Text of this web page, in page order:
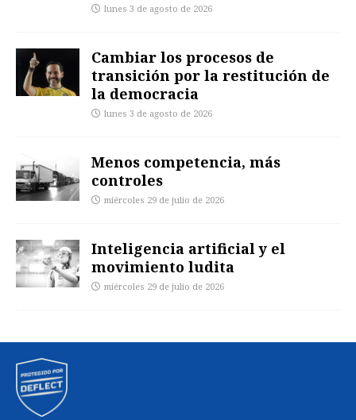
lunes 3 de agosto de 2026
Cambiar los procesos de
transición por la restitución de
la democracia
lunes 3 de agosto de 2026
Menos competencia, más
controles
miércoles 29 de julio de 2026
Inteligencia artificial y el
movimiento ludita
miércoles 29 de julio de 2026